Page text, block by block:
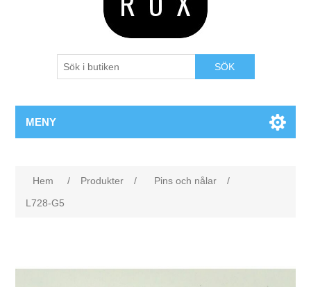
SÖK
MENY
Hem / Produkter / Pins och nålar
/
L728-G5